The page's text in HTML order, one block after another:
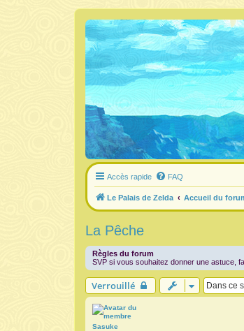
Accès rapide FAQ
Le Palais de Zelda Accueil du
La Pêche
Règles du forum
SVP si vous souhaitez donner une astuce,
Verrouillé
Sasuke